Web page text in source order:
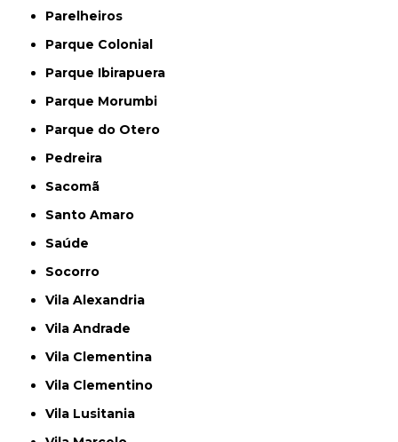
Parelheiros
Parque Colonial
Parque Ibirapuera
Parque Morumbi
Parque do Otero
Pedreira
Sacomã
Santo Amaro
Saúde
Socorro
Vila Alexandria
Vila Andrade
Vila Clementina
Vila Clementino
Vila Lusitania